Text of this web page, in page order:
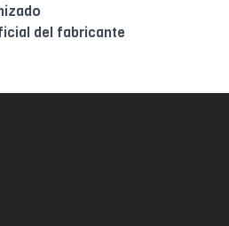
del fabricante